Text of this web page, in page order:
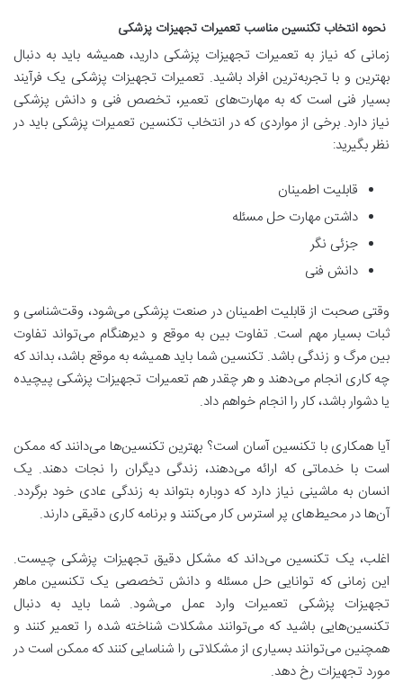
نحوه انتخاب تکنسین مناسب تعمیرات تجهیزات پزشکی
زمانی که نیاز به تعمیرات تجهیزات پزشکی دارید، همیشه باید به دنبال
بهترین و با تجربه‌ترین افراد باشید. تعمیرات تجهیزات پزشکی یک فرآیند
بسیار فنی است که به مهارت‌های تعمیر، تخصص فنی و دانش پزشکی
نیاز دارد. برخی از مواردی که در انتخاب تکنسین تعمیرات پزشکی باید در
نظر بگیرید:
قابلیت اطمینان
داشتن مهارت حل مسئله
جزئی نگر
دانش فنی
وقتی صحبت از قابلیت اطمینان در صنعت پزشکی می‌شود، وقت‌شناسی و
ثبات بسیار مهم است. تفاوت بین به موقع و دیرهنگام می‌تواند تفاوت
بین مرگ و زندگی باشد. تکنسین شما باید همیشه به موقع باشد، بداند که
چه کاری انجام می‌دهند و هر چقدر هم تعمیرات تجهیزات پزشکی پیچیده
یا دشوار باشد، کار را انجام خواهم داد.
آیا همکاری با تکنسین آسان است؟ بهترین تکنسین‌ها می‌دانند که ممکن
است با خدماتی که ارائه می‌دهند، زندگی دیگران را نجات دهند. یک
انسان به ماشینی نیاز دارد که دوباره بتواند به زندگی عادی خود برگردد.
آن‌ها در محیط‌های پر استرس کار می‌کنند و برنامه کاری دقیقی دارند.
اغلب، یک تکنسین می‌داند که مشکل دقیق تجهیزات پزشکی چیست.
این زمانی که توانایی حل مسئله و دانش تخصصی یک تکنسین ماهر
تجهیزات پزشکی تعمیرات وارد عمل می‌شود. شما باید به دنبال
تکنسین‌هایی باشید که می‌توانند مشکلات شناخته شده را تعمیر کنند و
همچنین می‌توانند بسیاری از مشکلاتی را شناسایی کنند که ممکن است در
مورد تجهیزات رخ دهد.